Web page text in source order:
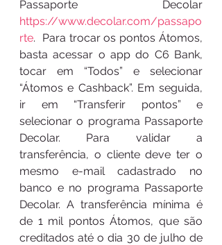
https://www.decolar.com/passapo
rte.  Para trocar os pontos Átomos,
basta acessar o app do C6 Bank,
tocar em “Todos” e selecionar
“Átomos e Cashback”. Em seguida,
ir em “Transferir pontos” e
selecionar o programa Passaporte
Decolar. Para validar a
transferência, o cliente deve ter o
mesmo e-mail cadastrado no
banco e no programa Passaporte
Decolar. A transferência mínima é
de 1 mil pontos Átomos, que são
creditados até o dia 30 de julho de